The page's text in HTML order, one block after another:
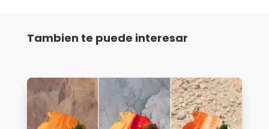
Tambien te puede interesar